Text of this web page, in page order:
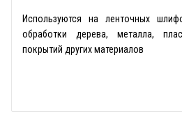
Используются на ленточных
обработки дерева, металла,
покрытий других материалов